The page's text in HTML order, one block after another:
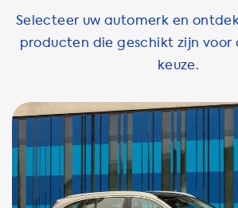
Selecteer uw automerk en
producten die geschikt zijn voor
keuze.